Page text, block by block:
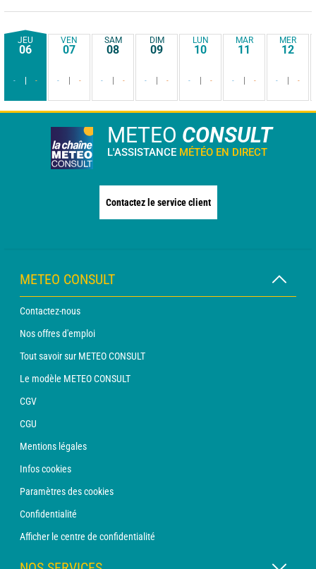
JEU
06
- -
VEN
07
- -
SAM
08
- -
DIM
09
- -
LUN
10
- -
MAR
11
- -
MER
12
- -
METEO CONSULT
L'ASSISTANCE MÉTÉO EN DIRECT
Contactez le service client
METEO CONSULT
Contactez-nous
Nos offres d'emploi
Tout savoir sur METEO CONSULT
Le modèle METEO CONSULT
CGV
CGU
Mentions légales
Infos cookies
Paramètres des cookies
Confidentialité
Afficher le centre de confidentialité